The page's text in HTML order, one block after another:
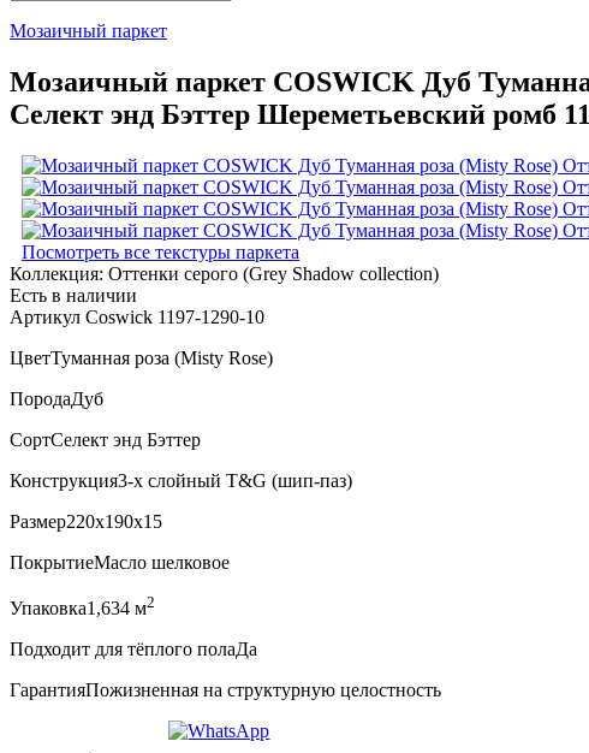
Мозаичный паркет
Мозаичный паркет COSWICK Дуб
Селект энд Бэттер Шереметьевский ромб
Посмотреть все текстуры паркета
Коллекция: Оттенки серого (Grеy Shadow collection)
Есть в наличии
Артикул Coswick 1197-1290-10
ЦветТуманная роза (Misty Rose)
ПородаДуб
СортСелект энд Бэттер
Конструкция3-х слойный T&G (шип-паз)
Размер220x190x15
ПокрытиеМасло шелковое
Упаковка1,634 м2
Подходит для тёплого полаДа
ГарантияПожизненная на структурную целостность